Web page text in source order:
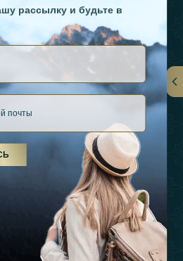
О Нас
Отдыха
Связаться
рассылку и будьте в